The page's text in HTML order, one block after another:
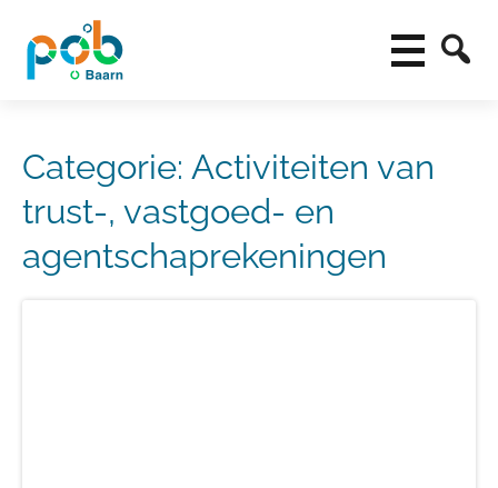
Categorie: Activiteiten van
trust-, vastgoed- en
agentschaprekeningen